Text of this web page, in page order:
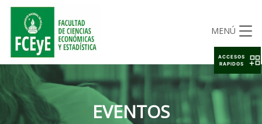
MENÚ
EVENTOS
ACCESOS
RAPIDOS